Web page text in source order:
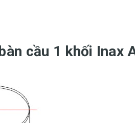
bàn cầu 1 khối Inax